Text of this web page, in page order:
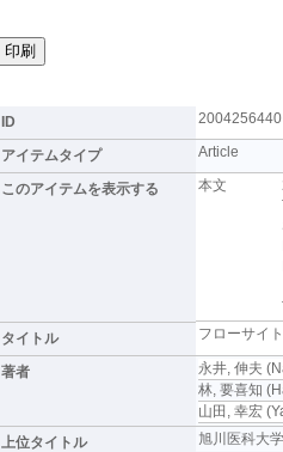
ID 2004256440
アイテムタイプ Article
このアイテムを表示する 本文
タイトル
フローサイ
著者
永井, 伸夫
林, 要喜知
山田, 幸宏
上位タイトル
旭川医科大